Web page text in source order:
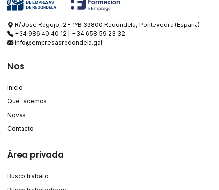
R/ José Regojo, 2 - 1ºB 36800 Redondela, Pontevedra (España)
+34 986 40 40 12
+34 658 59 23 32
info@empresasredondela.gal
Nos
Inicio
Qué facemos
Novas
Contacto
Área privada
Busco traballo